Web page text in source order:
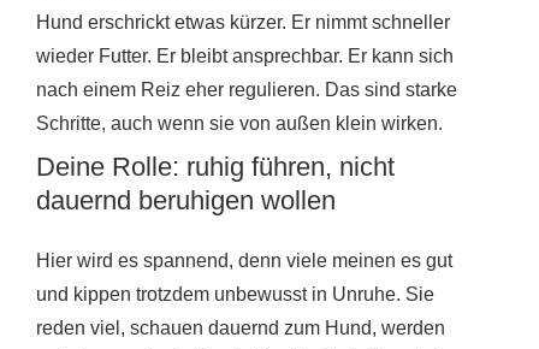
Hund erschrickt etwas kürzer. Er nimmt schneller
wieder Futter. Er bleibt ansprechbar. Er kann sich
nach einem Reiz eher regulieren. Das sind starke
Schritte, auch wenn sie von außen klein wirken.
Deine Rolle: ruhig führen, nicht
dauernd beruhigen wollen
Hier wird es spannend, denn viele meinen es gut
und kippen trotzdem unbewusst in Unruhe. Sie
reden viel, schauen dauernd zum Hund, werden